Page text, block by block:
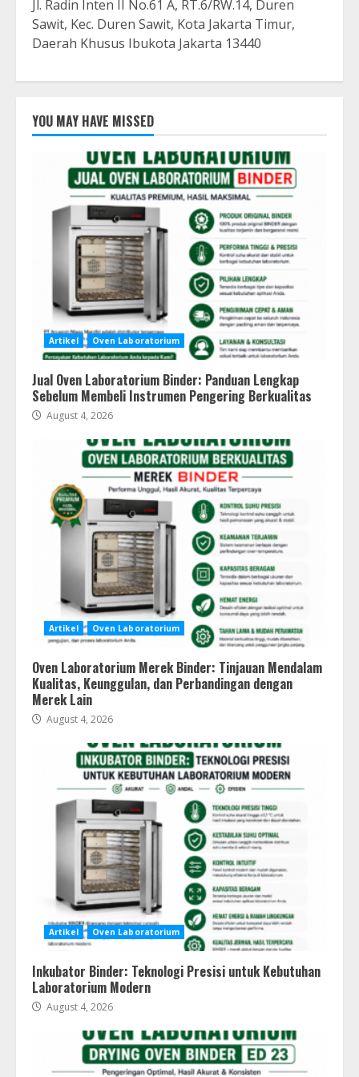
Jl. Radin Inten II No.61 A, RT.6/RW.14, Duren
Sawit, Kec. Duren Sawit, Kota Jakarta Timur,
Daerah Khusus Ibukota Jakarta 13440
YOU MAY HAVE MISSED
Artikel Oven Laboratorium
Jual Oven Laboratorium Binder: Panduan Lengkap
Sebelum Membeli Instrumen Pengering Berkualitas
August 4, 2026
Artikel Oven Laboratorium
Oven Laboratorium Merek Binder: Tinjauan Mendalam
Kualitas, Keunggulan, dan Perbandingan dengan
Merek Lain
August 4, 2026
Artikel Oven Laboratorium
Inkubator Binder: Teknologi Presisi untuk Kebutuhan
Laboratorium Modern
August 4, 2026